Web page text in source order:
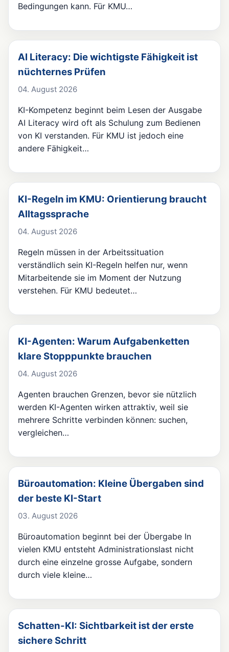
Bedingungen kann. Für KMU…
AI Literacy: Die wichtigste Fähigkeit ist
nüchternes Prüfen
04. August 2026
KI-Kompetenz beginnt beim Lesen der Ausgabe
AI Literacy wird oft als Schulung zum Bedienen
von KI verstanden. Für KMU ist jedoch eine
andere Fähigkeit…
KI-Regeln im KMU: Orientierung braucht
Alltagssprache
04. August 2026
Regeln müssen in der Arbeitssituation
verständlich sein KI-Regeln helfen nur, wenn
Mitarbeitende sie im Moment der Nutzung
verstehen. Für KMU bedeutet…
KI-Agenten: Warum Aufgabenketten
klare Stopppunkte brauchen
04. August 2026
Agenten brauchen Grenzen, bevor sie nützlich
werden KI-Agenten wirken attraktiv, weil sie
mehrere Schritte verbinden können: suchen,
vergleichen…
Büroautomation: Kleine Übergaben sind
der beste KI-Start
03. August 2026
Büroautomation beginnt bei der Übergabe In
vielen KMU entsteht Administrationslast nicht
durch eine einzelne grosse Aufgabe, sondern
durch viele kleine…
Schatten-KI: Sichtbarkeit ist der erste
sichere Schritt